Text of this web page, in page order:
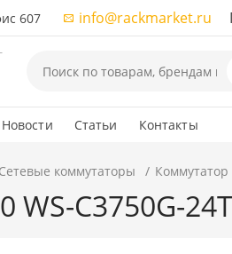
607 info@rackmarket.ru
Новости Статьи Контакты
Сетевые коммутаторы Коммутатор
C3750G-